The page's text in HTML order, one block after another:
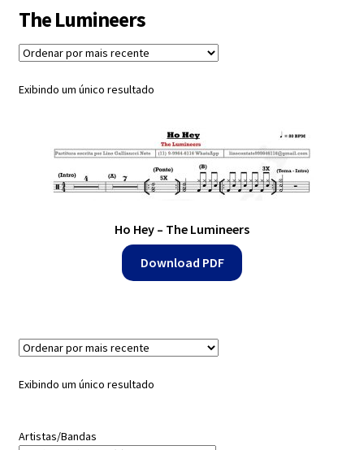
Exercícios
Grátis
The Lumineers
Exibindo um único resultado
Ho Hey – The Lumineers
Download PDF
Exibindo um único resultado
Artistas/Bandas